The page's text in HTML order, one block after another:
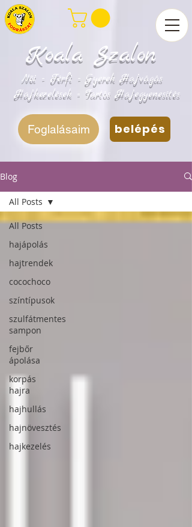
Koala Szalon
Női - Férfi - Gyerek Hajvágás
Hajkezelések - Tartós Hajegyenesítés
Foglalásaim belépés
Blog
All Posts
hajápolás
hajtrendek
cocochoco
színtípusok
szulfátmentes
sampon
fejbőr
ápolása
korpás
hajra
hajhullás
hajnövesztés
hajkezelés
All Posts